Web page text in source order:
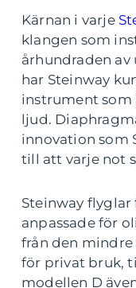
Kärnan i varje
klangen som
århundraden
har Steinway
instrument som
ljud.
innovation som
till att varje not
Steinway
anpassade för
från den
för privat bruk,
modellen D